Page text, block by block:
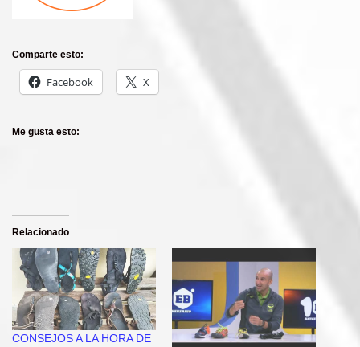
Comparte esto:
Facebook X
Me gusta esto:
Relacionado
CONSEJOS A LA HORA DE